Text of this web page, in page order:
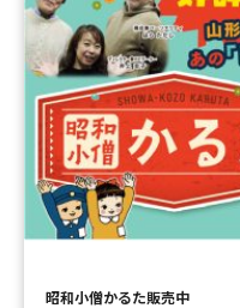
昭和小僧かるた販売中